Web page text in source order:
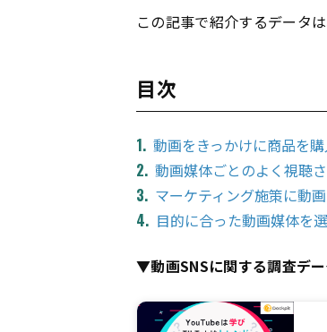
この記事で紹介するデータ
目次
動画をきっかけに商品を
動画媒体ごとのよく視聴
マーケティング施策に動
目的に合った動画媒体を
▼動画SNSに関する調査デ